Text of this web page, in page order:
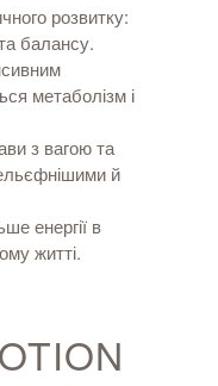
розвитку:
балансу.
метаболізм і
з вагою та
й
енергії в
житті.